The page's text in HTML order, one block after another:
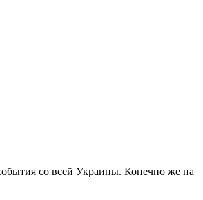
со всей Украины. Конечно же на